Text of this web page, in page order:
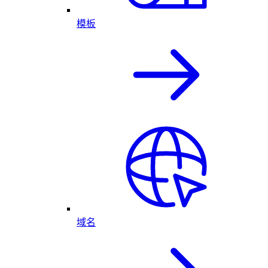
模板
域名